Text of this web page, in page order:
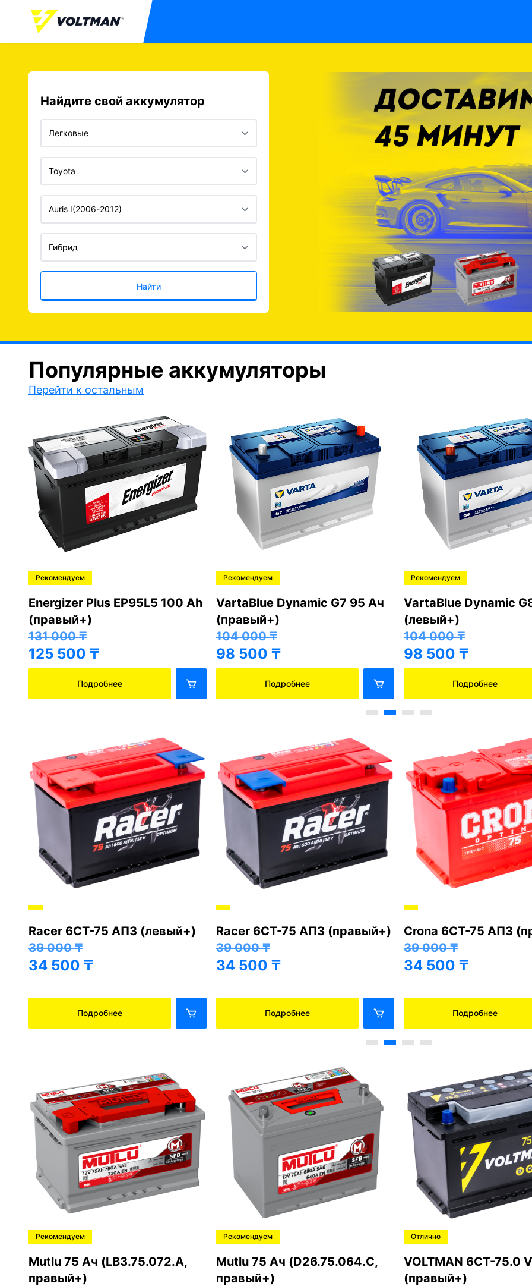
Найдите свой аккумулятор
Найти
Популярные аккумуляторы
Перейти к остальным
Рекомендуем
Energizer Plus EP95L5 100 Ah
(правый+)
131 000₸
125 500 ₸
Подробнее
Рекомендуем
VartaBlue Dynamic G7 95 Ач
(правый+)
104 000₸
98 500 ₸
Подробнее
Рекомендуем
VartaBlue Dynamic
(левый+)
104 000₸
98 500 ₸
Подробнее
Racer 6СТ-75 АПЗ (левый+)
39 000₸
34 500 ₸
Подробнее
Racer 6СТ-75 АПЗ (правый+)
39 000₸
34 500 ₸
Подробнее
Crona 6СТ-75 АПЗ
39 000₸
34 500 ₸
Подробнее
Рекомендуем
Mutlu 75 Ач (LB3.75.072.A,
правый+)
Рекомендуем
Mutlu 75 Ач (D26.75.064.C,
правый+)
Отлично
VOLTMAN 6CT-75.0
(правый+)